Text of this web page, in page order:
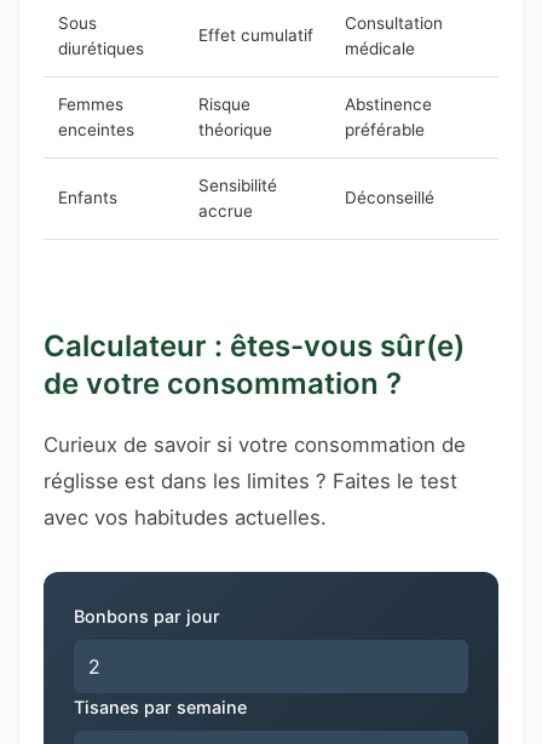
Sous
diurétiques
Effet cumulatif
Consultation
médicale
Femmes
enceintes
Risque
théorique
Abstinence
préférable
Enfants
Sensibilité
accrue
Déconseillé
Calculateur : êtes-vous sûr(e)
de votre consommation ?
Curieux de savoir si votre consommation de
réglisse est dans les limites ? Faites le test
avec vos habitudes actuelles.
Bonbons par jour
Tisanes par semaine